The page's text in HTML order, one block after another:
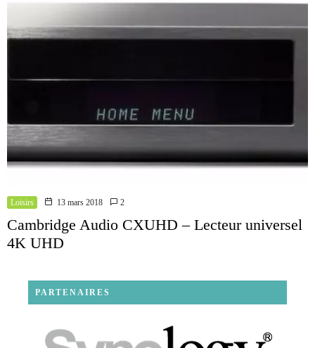
Loisirs 13 mars 2018 2
Cambridge Audio CXUHD – Lecteur universel
4K UHD
PARTENAIRES